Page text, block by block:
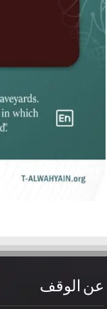
عن الوقف